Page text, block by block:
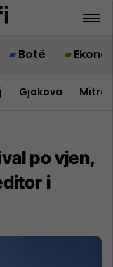
Botë
Gjakova
po vjen,
i